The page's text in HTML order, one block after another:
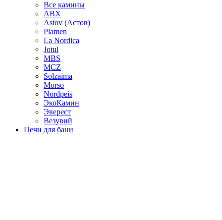
Все камины
ABX
Astov (Астов)
Plamen
La Nordica
Jotul
MBS
MCZ
Solzaima
Morso
Nordpeis
ЭкоКамин
Эверест
Везувий
Печи для бани